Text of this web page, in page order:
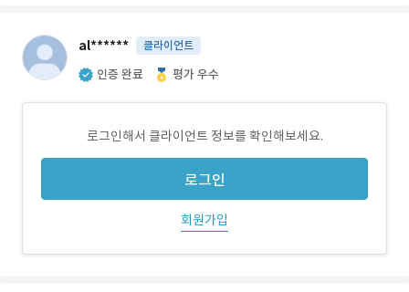
al****** 클라이언트
인증 완료 평가 우수
로그인해서 클라이언트 정보를 확인해보세요.
로그인
회원가입